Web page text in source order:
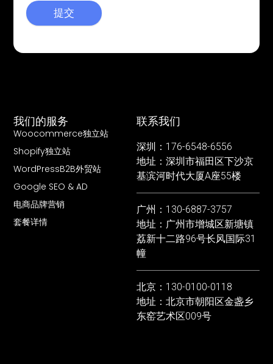
我们的服务
Woocommerce独立站
Shopify独立站
WordPressB2B外贸站
Google SEO & AD
电商品牌营销
套餐详情
联系我们
深圳：176-6548-6556
地址：深圳市福田区下沙京
基滨河时代大厦A座55楼
广州：130-6887-3757
地址：广州市增城区新塘镇
荔新十二路96号长风国际31
幢
北京：130-0100-0118
地址：北京市朝阳区金盏乡
东窑艺术区009号
提交